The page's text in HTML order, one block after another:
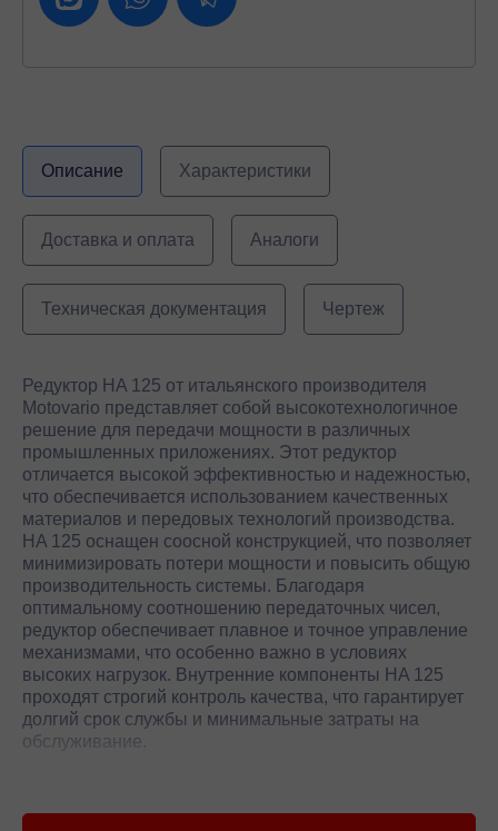
Описание Характеристики
Доставка и оплата Аналоги
Техническая документация Чертеж
Редуктор HA 125 от итальянского производителя
Motovario представляет собой высокотехнологичное
решение для передачи мощности в различных
промышленных приложениях. Этот редуктор
отличается высокой эффективностью и надежностью,
что обеспечивается использованием качественных
материалов и передовых технологий производства.
HA 125 оснащен соосной конструкцией, что позволяет
минимизировать потери мощности и повысить общую
производительность системы. Благодаря
оптимальному соотношению передаточных чисел,
редуктор обеспечивает плавное и точное управление
механизмами, что особенно важно в условиях
высоких нагрузок. Внутренние компоненты HA 125
проходят строгий контроль качества, что гарантирует
долгий срок службы и минимальные затраты на
обслуживание.